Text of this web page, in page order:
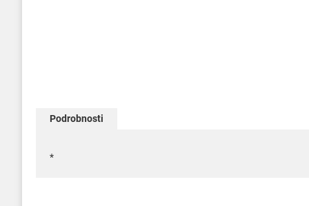
začátek
Podrobnosti
*